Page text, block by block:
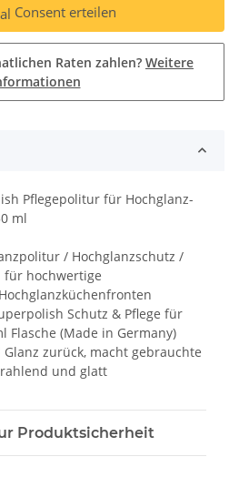
Consent erteilen
Raten zahlen? Weitere
Pflegepolitur für Hochglanz-
ml
/ Hochglanzschutz /
für hochwertige
Schutz & Pflege für
Flasche (Made in Germany)
zurück, macht gebrauchte
und glatt
Produktsicherheit